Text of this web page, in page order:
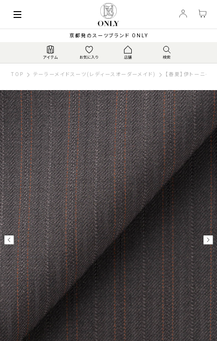
京都発のスーツブランド ONLY
TOP テーラーメイドスーツ(レディースオーダーメイド) 【春夏】伊トーニャ